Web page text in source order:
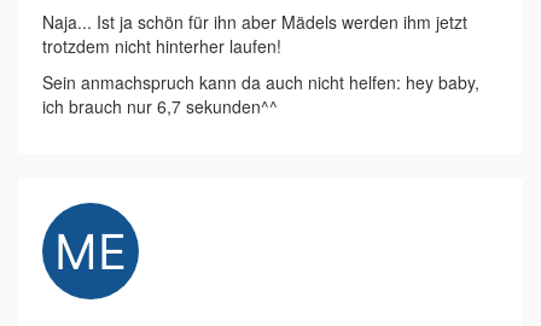
Naja... Ist ja schön für ihn aber Mädels werden ihm jetzt
trotzdem nicht hinterher laufen!
Sein anmachspruch kann da auch nicht helfen: hey baby,
ich brauch nur 6,7 sekunden^^